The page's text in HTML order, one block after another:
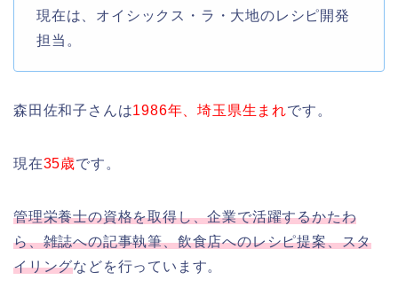
現在は、オイシックス・ラ・大地のレシピ開発
担当。
森田佐和子さんは1986年、埼玉県生まれです。
現在35歳です。
管理栄養士の資格を取得し、企業で活躍するかたわ
ら、雑誌への記事執筆、飲食店へのレシピ提案、スタ
イリングなどを行っています。